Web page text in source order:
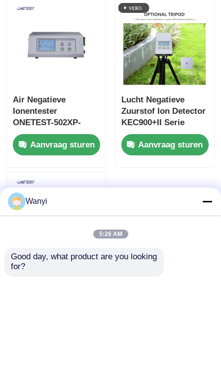
Air Negatieve
Ionentester
ONETEST-502XP-
ⅡKan Kleine Deeltjes
MetenAanvraag sturen
Lucht Negatieve
Zuurstof Ion Detector
KEC900+II Serie
Parallelle
Elektrodenplaat
Aanvraag sturen
Wanyi
5:26 AM
Good day, what product are you looking
for?